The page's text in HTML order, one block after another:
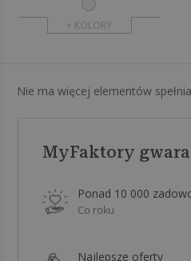
+ KOLORY
Nie ma więcej elementów
MyFaktory
Ponad 10 000
Co roku
Najlepsze oferty